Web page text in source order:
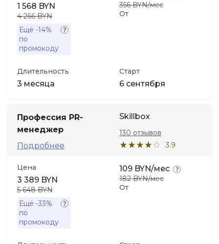
1 568 BYN
4 266 BYN
Ещё -14%
по
промокоду
От
356 BYN/мес
Длительность
3 месяца
Старт
6 сентября
Профессия PR-
менеджер
Подробнее
Skillbox
3.9
130 отзывов
Цена
3 389 BYN
5 648 BYN
Ещё -33%
по
промокоду
От
109 BYN/мес
182 BYN/мес